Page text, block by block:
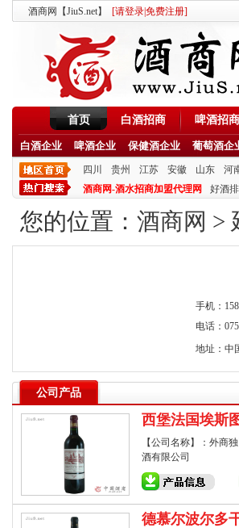
酒商网【JiuS.net】 [请登录免费注册]
首页 白酒招商 啤酒招商
白酒企业 啤酒企业 保健酒企业 葡萄酒企
四川 贵州 江苏 安徽 山东 河
酒商网-酒水招商加盟代理网
好酒
您的位置： 酒商网 >
手机：
电话：
地址：中
公司产品
西堡法国埃斯
【公司名称】：外商
酒有限公司
德慕尔波尔多